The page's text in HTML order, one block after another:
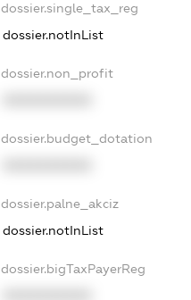
dossier.single_tax_reg
dossier.notInList
dossier.non_profit
dossier.budget_dotation
dossier.palne_akciz
dossier.notInList
dossier.bigTaxPayerReg